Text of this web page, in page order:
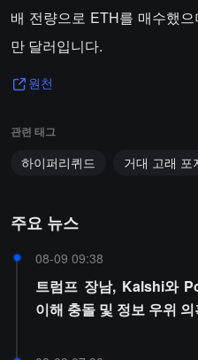
배 전량으로 ETH를 매수했
만 달러입니다.
원천
관련 태그
하이퍼리퀴드 거대 고래 포
주요 뉴스
08-09 09:38
트럼프 장남, Kalshi와
이해 충돌 및 정보 우위